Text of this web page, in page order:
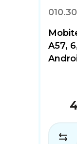
A57,